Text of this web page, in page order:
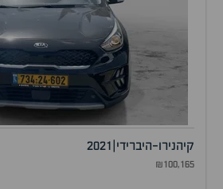
קיהנירו-היברידי 2021
₪100,165